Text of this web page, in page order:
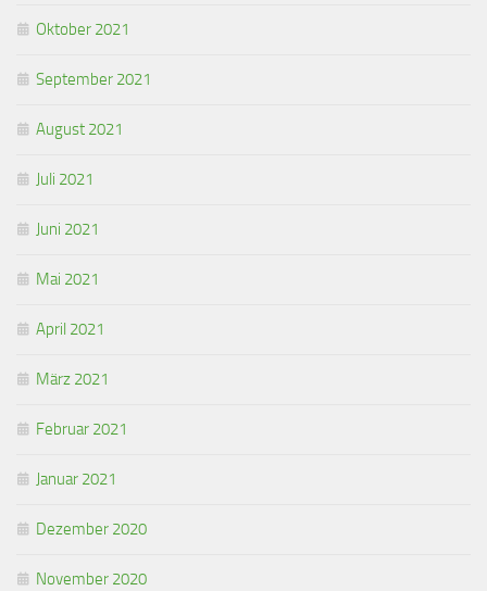
Oktober 2021
September 2021
August 2021
Juli 2021
Juni 2021
Mai 2021
April 2021
März 2021
Februar 2021
Januar 2021
Dezember 2020
November 2020